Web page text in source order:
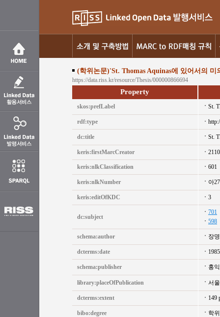
(학위논문)'St. Thomas Aquinas에 있어서의 미
https://data.riss.kr/resource/Thesis/000000866694
Property
skos:prefLabel St.
rdf:type
dc:title St.
keris:firstMarcCreator
keris:nlkClassification 601
keris:nlkNumber 아
keris:editOfKDC 3
dc:subject
701
598
schema:author 장
dcterms:date 1985
schema:publisher 홍
library:placeOfPublication 서울
dcterms:extent 149
bibo:degree 학